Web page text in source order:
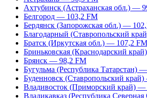
Ахтубинск (Астраханская обл.) —
Белгород — 103,2 FM
Бердянск (Запорожская обл.) —
Благодарный (Ставропольский
Братск (Иркутская обл.) — 107,2 FM
Бриньковская (Краснодарский
Брянск — 98,2 FM
Бугульма (Республика Татарстан)
Буденновск (Ставропольский
Владивосток (Приморский край) —
Владикавказ (Республика